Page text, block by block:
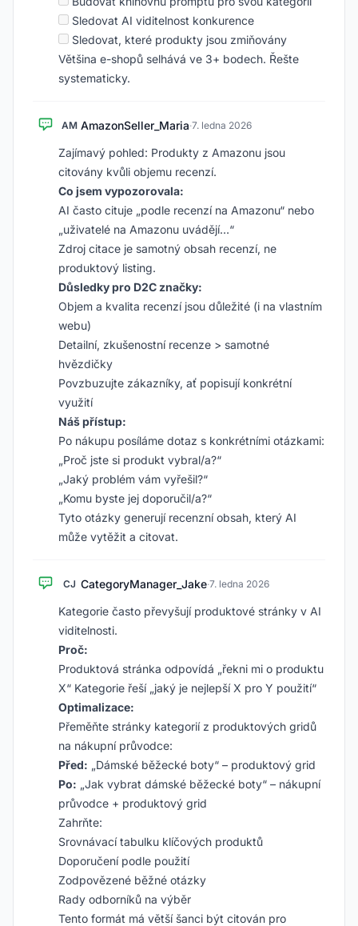
Sledovat AI viditelnost konkurence
Sledovat, které produkty jsou zmiňovány
Většina e-shopů selhává ve 3+ bodech. Řešte
systematicky.
AM AmazonSeller_Maria·7. ledna 2026
Zajímavý pohled: Produkty z Amazonu jsou
citovány kvůli objemu recenzí.
Co jsem vypozorovala:
AI často cituje „podle recenzí na Amazonu“ nebo
„uživatelé na Amazonu uvádějí…“
Zdroj citace je samotný obsah recenzí, ne
produktový listing.
Důsledky pro D2C značky:
Objem a kvalita recenzí jsou důležité (i na vlastním
webu)
Detailní, zkušenostní recenze > samotné
hvězdičky
Povzbuzujte zákazníky, ať popisují konkrétní
využití
Náš přístup:
Po nákupu posíláme dotaz s konkrétními otázkami:
„Proč jste si produkt vybral/a?“
„Jaký problém vám vyřešil?“
„Komu byste jej doporučil/a?“
Tyto otázky generují recenzní obsah, který AI
může vytěžit a citovat.
CJ CategoryManager_Jake·7. ledna 2026
Kategorie často převyšují produktové stránky v AI
viditelnosti.
Proč:
Produktová stránka odpovídá „řekni mi o produktu
X“ Kategorie řeší „jaký je nejlepší X pro Y použití“
Optimalizace:
Přeměňte stránky kategorií z produktových gridů
na nákupní průvodce:
Před: „Dámské běžecké boty“ – produktový grid
Po: „Jak vybrat dámské běžecké boty“ – nákupní
průvodce + produktový grid
Zahrňte:
Srovnávací tabulku klíčových produktů
Doporučení podle použití
Zodpovězené běžné otázky
Rady odborníků na výběr
Tento formát má větší šanci být citován pro